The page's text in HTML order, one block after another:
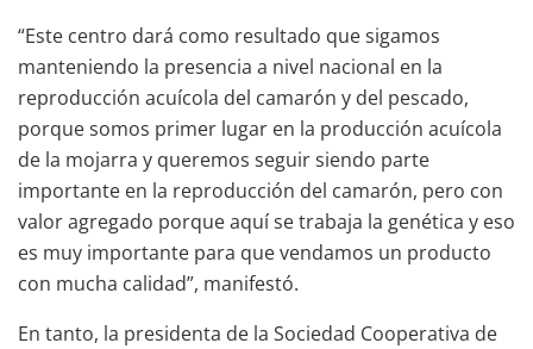
“Este centro dará como resultado que sigamos
manteniendo la presencia a nivel nacional en la
reproducción acuícola del camarón y del pescado,
porque somos primer lugar en la producción acuícola
de la mojarra y queremos seguir siendo parte
importante en la reproducción del camarón, pero con
valor agregado porque aquí se trabaja la genética y eso
es muy importante para que vendamos un producto
con mucha calidad”, manifestó.
En tanto, la presidenta de la Sociedad Cooperativa de